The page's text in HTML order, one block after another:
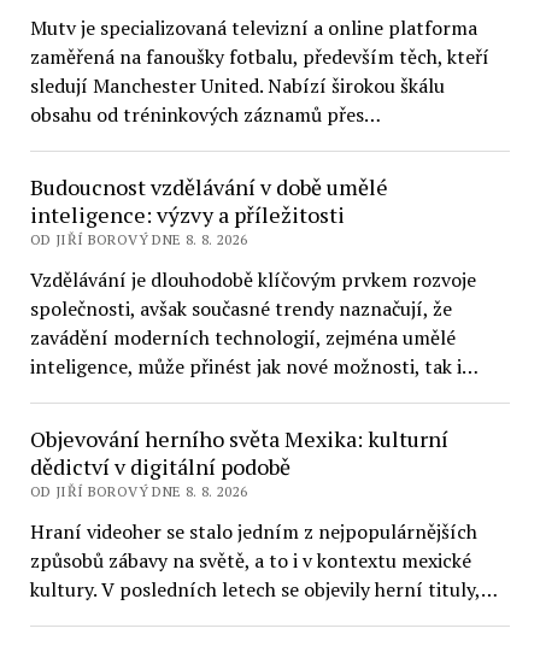
Mutv je specializovaná televizní a online platforma
zaměřená na fanoušky fotbalu, především těch, kteří
sledují Manchester United. Nabízí širokou škálu
obsahu od tréninkových záznamů přes…
Budoucnost vzdělávání v době umělé
inteligence: výzvy a příležitosti
OD JIŘÍ BOROVÝ DNE 8. 8. 2026
Vzdělávání je dlouhodobě klíčovým prvkem rozvoje
společnosti, avšak současné trendy naznačují, že
zavádění moderních technologií, zejména umělé
inteligence, může přinést jak nové možnosti, tak i…
Objevování herního světa Mexika: kulturní
dědictví v digitální podobě
OD JIŘÍ BOROVÝ DNE 8. 8. 2026
Hraní videoher se stalo jedním z nejpopulárnějších
způsobů zábavy na světě, a to i v kontextu mexické
kultury. V posledních letech se objevily herní tituly,…